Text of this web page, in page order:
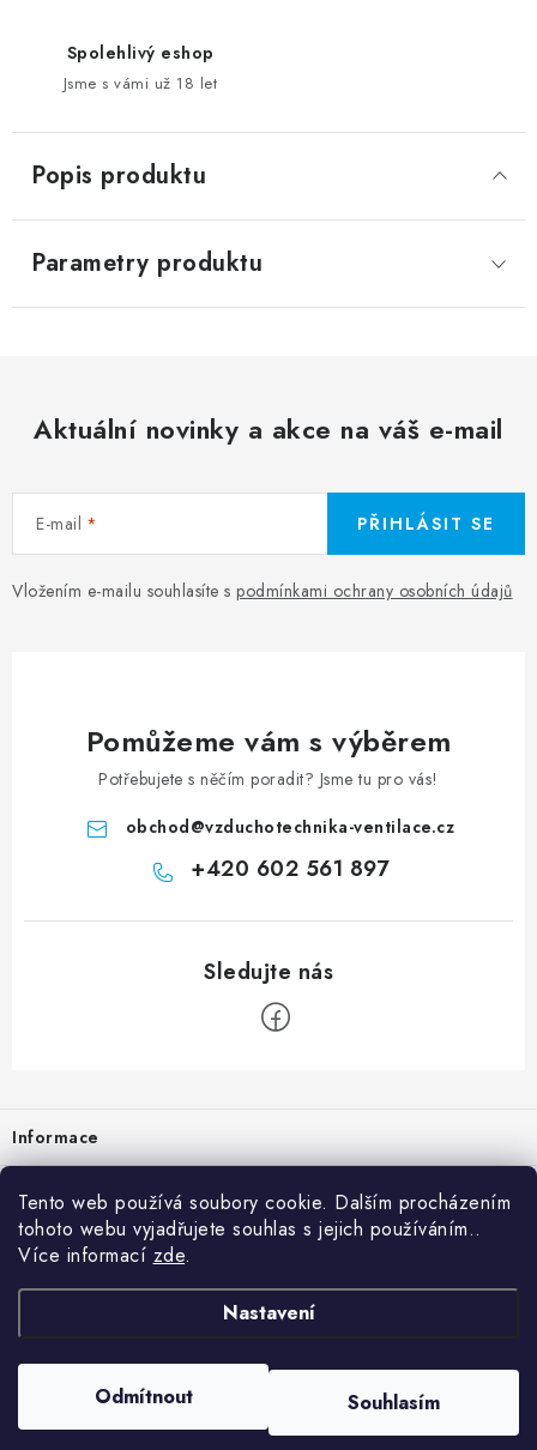
Tento web používá soubory cookie. Dalším procházením
tohoto webu vyjadřujete souhlas s jejich používáním..
Více informací zde.
Nastavení
Odmítnout Souhlasím
Spolehlivý eshop
Jsme s vámi už 18 let
Popis produktu
Parametry produktu
Aktuální novinky a akce na váš e-mail
E-mail
Vložením e-mailu souhlasíte s podmínkami ochrany osobních údajů
PŘIHLÁSIT SE
Pomůžeme vám s výběrem
Potřebujete s něčím poradit? Jsme tu pro vás!
obchod@vzduchotechnika-ventilace.cz
+420 602 561 897
Informace
Prodejna
Rady a tipy
Nastavil tým EshopyUmíme.cz
vzduchotechnika-ventilace. Všechna práva vyhrazena.